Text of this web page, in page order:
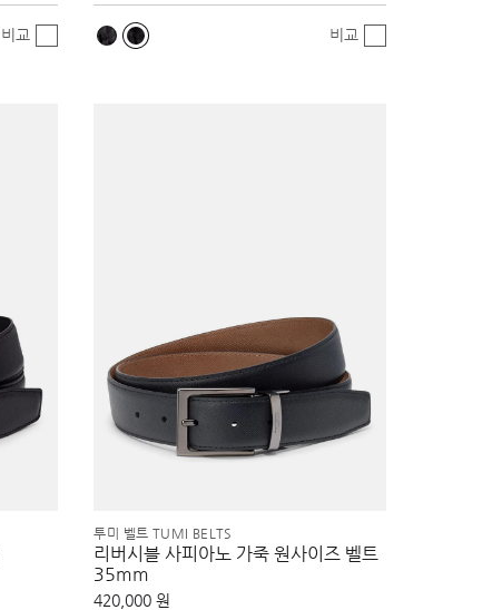
비교 비교
투미 벨트 TUMI BELTS
리버시블 사피아노 가죽 원사이즈 벨트
35mm
420,000 원